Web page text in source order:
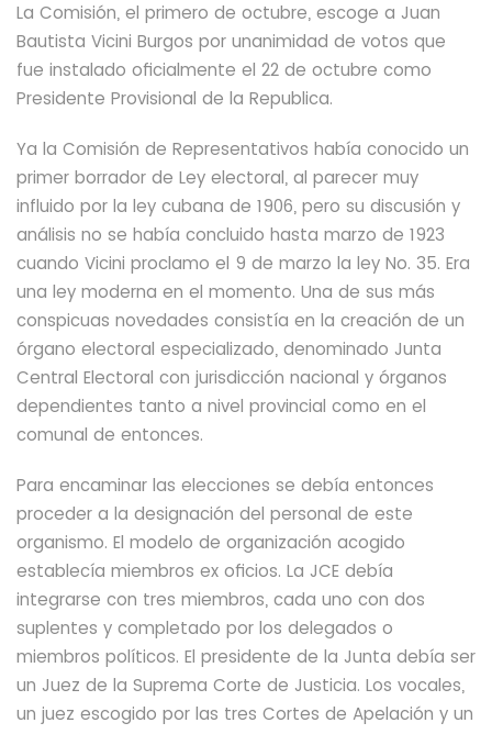
La Comisión, el primero de octubre, escoge a Juan
Bautista Vicini Burgos por unanimidad de votos que
fue instalado oficialmente el 22 de octubre como
Presidente Provisional de la Republica.
Ya la Comisión de Representativos había conocido un
primer borrador de Ley electoral, al parecer muy
influido por la ley cubana de 1906, pero su discusión y
análisis no se había concluido hasta marzo de 1923
cuando Vicini proclamo el 9 de marzo la ley No. 35. Era
una ley moderna en el momento. Una de sus más
conspicuas novedades consistía en la creación de un
órgano electoral especializado, denominado Junta
Central Electoral con jurisdicción nacional y órganos
dependientes tanto a nivel provincial como en el
comunal de entonces.
Para encaminar las elecciones se debía entonces
proceder a la designación del personal de este
organismo. El modelo de organización acogido
establecía miembros ex oficios. La JCE debía
integrarse con tres miembros, cada uno con dos
suplentes y completado por los delegados o
miembros políticos. El presidente de la Junta debía ser
un Juez de la Suprema Corte de Justicia. Los vocales,
un juez escogido por las tres Cortes de Apelación y un